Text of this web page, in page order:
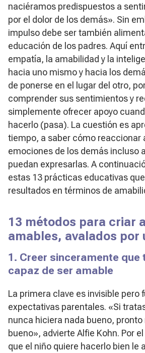
naciéramos predispuestos a
por el dolor de los demás». Sin
impulso debe ser también
educación de los padres. Aquí
empatía, la amabilidad y la
hacia uno mismo y hacia los
de ponerse en el lugar del otro,
comprender sus sentimientos y
simplemente ofrecer apoyo
hacerlo (pasa). La cuestión es
tiempo, a saber cómo reaccionar
emociones de los demás incluso
puedan expresarlas. A
estas 13 prácticas educativas
resultados en términos de
13 métodos para criar
amables, avalados por
1. Creer sinceramente que
capaz de ser amable
La primera clave es invisible pero
expectativas parentales. «Si
nunca hiciera nada bueno, pronto
bueno», advierte Alfie Kohn. Por
que el niño quiere hacerlo bien le